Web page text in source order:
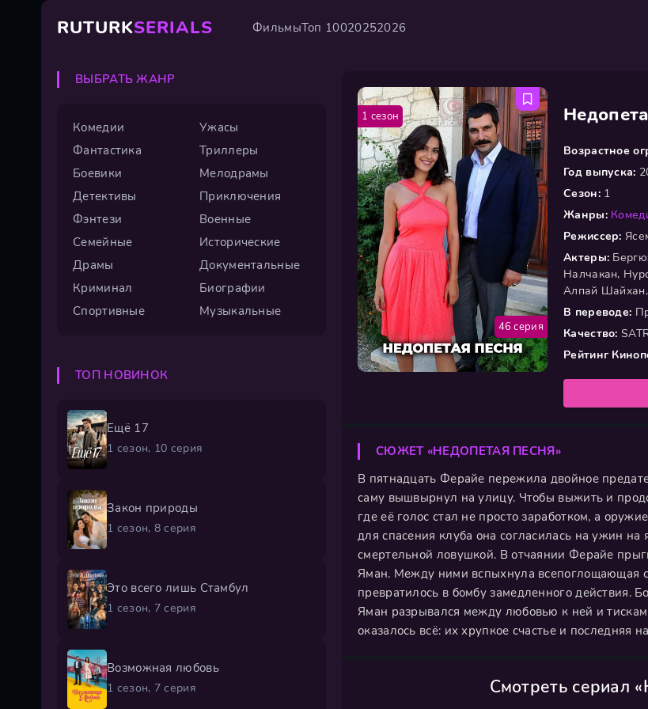
RUTURKSERIALS ФильмыТоп 10020252026
Возрастное
Год выпуска:
Сезон:1
Жанры:
Режиссер:
Актеры:
Налчакан,
Алпай
В переводе:
Качество:
Рейтинг
46 серия
1 сезон
СЮЖЕТ «НЕДОПЕТАЯ ПЕСНЯ»
В пятнадцать Ферайе пережила двойное
саму вышвырнул на улицу. Чтобы выжить и
где её голос стал не просто заработком, а
для спасения клуба она согласилась на ужин на
смертельной ловушкой. В отчаянии Ферайе
Яман. Между ними вспыхнула всепоглощающая
превратилось в бомбу замедленного действия.
Яман разрывался между любовью к ней и
оказалось всё: их хрупкое счастье и последняя
Смотреть сериал
ВЫБРАТЬ ЖАНР
Комедии
Ужасы
Фантастика
Триллеры
Боевики
Мелодрамы
Детективы
Приключения
Фэнтези
Военные
Семейные
Исторические
Драмы
Документальные
Криминал
Биографии
Спортивные
Музыкальные
ТОП НОВИНОК
Ещё 17
1 сезон, 10 серия
Закон природы
1 сезон, 8 серия
Это всего лишь Стамбул
1 сезон, 7 серия
Возможная любовь
1 сезон, 7 серия